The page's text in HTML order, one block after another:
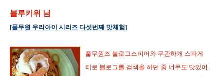
블루키위 님
[풀무원 우리아이 시리즈 다섯번째 맛체험]
풀무원즈 블로그스피어와 무관하게 스파게
티로 블로그를 검색을 하던 중 너무도 맛있어